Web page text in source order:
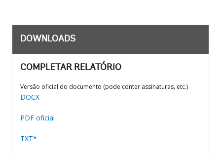
DOWNLOADS
COMPLETAR RELATÓRIO
Versão oficial do documento (pode conter assinaturas, etc.)
DOCX
PDF oficial
TXT*